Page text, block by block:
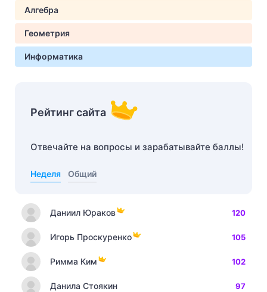
Алгебра
Геометрия
Информатика
Рейтинг сайта
Отвечайте на вопросы и зарабатывайте баллы!
Неделя Общий
Даниил Юраков 120
Игорь Проскуренко 105
Римма Ким 102
Данила Стоякин 97